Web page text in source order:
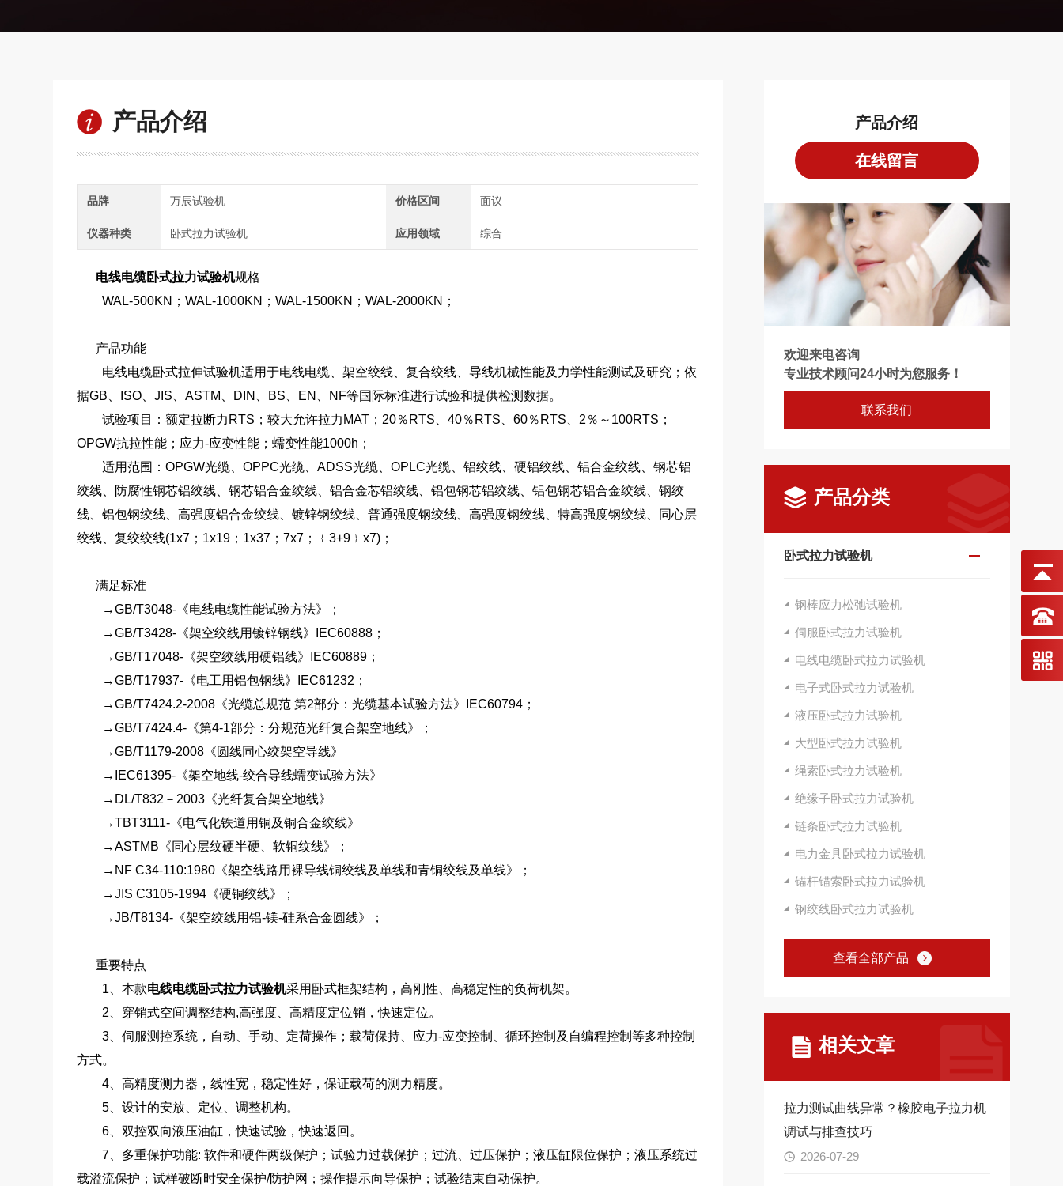
产品介绍
品牌 万辰试验机 价格区间 面议
仪器种类 卧式拉力试验机 应用领域 综合
电线电缆卧式拉力试验机规格
WAL-500KN；WAL-1000KN；WAL-1500KN；WAL-2000KN；
产品功能
电线电缆卧式拉伸试验机适用于电线电缆、架空绞线、复合绞线、导线机械性能及力学性能测试及研究；依
据GB、ISO、JIS、ASTM、DIN、BS、EN、NF等国际标准进行试验和提供检测数据。
试验项目：额定拉断力RTS；较大允许拉力MAT；20％RTS、40％RTS、60％RTS、2％～100RTS；
OPGW抗拉性能；应力-应变性能；蠕变性能1000h；
适用范围：OPGW光缆、OPPC光缆、ADSS光缆、OPLC光缆、铝绞线、硬铝绞线、铝合金绞线、钢芯铝
绞线、防腐性钢芯铝绞线、钢芯铝合金绞线、铝合金芯铝绞线、铝包钢芯铝绞线、铝包钢芯铝合金绞线、钢绞
线、铝包钢绞线、高强度铝合金绞线、镀锌钢绞线、普通强度钢绞线、高强度钢绞线、特高强度钢绞线、同心层
绞线、复绞绞线(1x7；1x19；1x37；7x7；﹛3+9﹜x7)；
满足标准
→GB/T3048-《电线电缆性能试验方法》；
→GB/T3428-《架空绞线用镀锌钢线》IEC60888；
→GB/T17048-《架空绞线用硬铝线》IEC60889；
→GB/T17937-《电工用铝包钢线》IEC61232；
→GB/T7424.2-2008《光缆总规范 第2部分：光缆基本试验方法》IEC60794；
→GB/T7424.4-《第4-1部分：分规范光纤复合架空地线》；
→GB/T1179-2008《圆线同心绞架空导线》
→IEC61395-《架空地线-绞合导线蠕变试验方法》
→DL/T832－2003《光纤复合架空地线》
→TBT3111-《电气化铁道用铜及铜合金绞线》
→ASTMB《同心层纹硬半硬、软铜纹线》；
→NF C34-110:1980《架空线路用裸导线铜绞线及单线和青铜绞线及单线》；
→JIS C3105-1994《硬铜绞线》；
→JB/T8134-《架空绞线用铝-镁-硅系合金圆线》；
重要特点
1、本款电线电缆卧式拉力试验机采用卧式框架结构，高刚性、高稳定性的负荷机架。
2、穿销式空间调整结构,高强度、高精度定位销，快速定位。
3、伺服测控系统，自动、手动、定荷操作；载荷保持、应力-应变控制、循环控制及自编程控制等多种控制
方式。
4、高精度测力器，线性宽，稳定性好，保证载荷的测力精度。
5、设计的安放、定位、调整机构。
6、双控双向液压油缸，快速试验，快速返回。
7、多重保护功能: 软件和硬件两级保护；试验力过载保护；过流、过压保护；液压缸限位保护；液压系统过
载溢流保护；试样破断时安全保护/防护网；操作提示向导保护；试验结束自动保护。
产品介绍
在线留言
欢迎来电咨询
专业技术顾问24小时为您服务！
联系我们
产品分类
卧式拉力试验机
钢棒应力松弛试验机
伺服卧式拉力试验机
电线电缆卧式拉力试验机
电子式卧式拉力试验机
液压卧式拉力试验机
大型卧式拉力试验机
绳索卧式拉力试验机
绝缘子卧式拉力试验机
链条卧式拉力试验机
电力金具卧式拉力试验机
锚杆锚索卧式拉力试验机
钢绞线卧式拉力试验机
查看全部产品
相关文章
拉力测试曲线异常？橡胶电子拉力机
调试与排查技巧
2026-07-29